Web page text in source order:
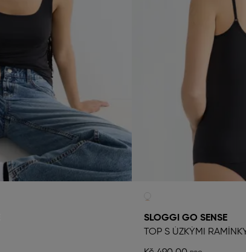
SLOGGI GO SENSE
TOP S ÚZKÝMI